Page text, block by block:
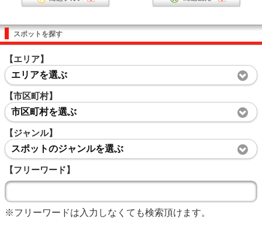
スポットを探す
【エリア】
エリアを選ぶ
【市区町村】
市区町村を選ぶ
【ジャンル】
スポットのジャンルを選ぶ
【フリーワード】
※フリーワードは入力しなくても検索頂けます。